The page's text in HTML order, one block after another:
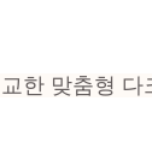
한 맞춤형 다